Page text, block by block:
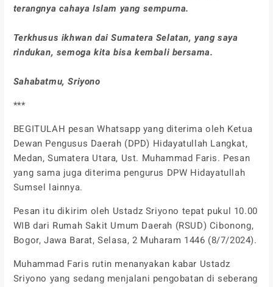
terangnya cahaya Islam yang sempurna.
Terkhusus ikhwan dai Sumatera Selatan, yang saya
rindukan, semoga kita bisa kembali bersama.
Sahabatmu, Sriyono
***
BEGITULAH pesan Whatsapp yang diterima oleh Ketua
Dewan Pengusus Daerah (DPD) Hidayatullah Langkat,
Medan, Sumatera Utara, Ust. Muhammad Faris. Pesan
yang sama juga diterima pengurus DPW Hidayatullah
Sumsel lainnya.
Pesan itu dikirim oleh Ustadz Sriyono tepat pukul 10.00
WIB dari Rumah Sakit Umum Daerah (RSUD) Cibonong,
Bogor, Jawa Barat, Selasa, 2 Muharam 1446 (8/7/2024).
Muhammad Faris rutin menanyakan kabar Ustadz
Sriyono yang sedang menjalani pengobatan di seberang